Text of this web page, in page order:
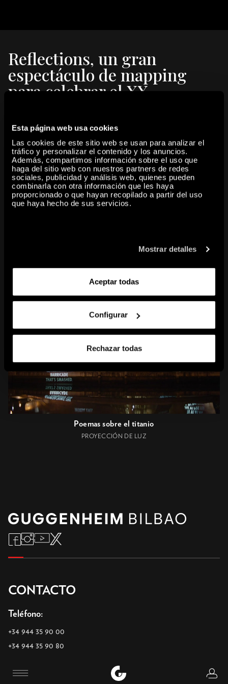
Esta página web usa cookies
Las cookies de este sitio web se usan para analizar el
tráfico y personalizar el contenido y los anuncios.
Además, compartimos información sobre el uso que
haga del sitio web con nuestros partners de redes
sociales, publicidad y análisis web, quienes pueden
combinarla con otra información que les haya
proporcionado o que hayan recopilado a partir del uso
que haya hecho de sus servicios.
Mostrar detalles
Aceptar todas
Configurar
Rechazar todas
Menu
Reflections, un gran
espectáculo de mapping
para celebrar el XX
PERFORMANCE
Octubre 2017
En octubre de 2017, la fachada del Museo acogió durante cuatro
noches una espectacular proyección de música, luz e imágenes
dirigida a toda la ciudadanía.
share
Poemas sobre el titanio
PROYECCIÓN DE LUZ
CONTACTO
Teléfono:
+34 944 35 90 00
+34 944 35 90 80
Email